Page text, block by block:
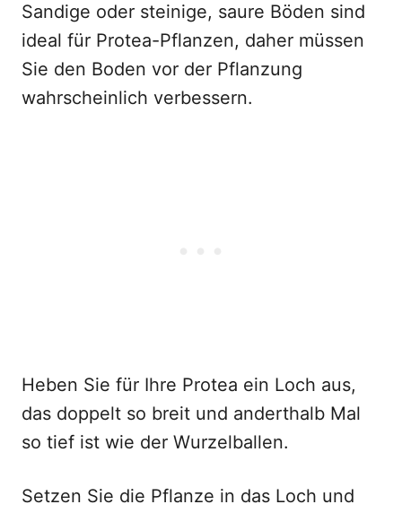
Sandige oder steinige, saure Böden sind
ideal für Protea-Pflanzen, daher müssen
Sie den Boden vor der Pflanzung
wahrscheinlich verbessern.
Heben Sie für Ihre Protea ein Loch aus,
das doppelt so breit und anderthalb Mal
so tief ist wie der Wurzelballen.
Setzen Sie die Pflanze in das Loch und